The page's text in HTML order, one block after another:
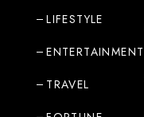
LIFESTYLE
ENTERTAINMENT
TRAVEL